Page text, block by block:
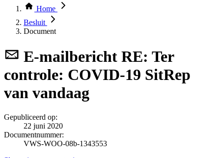
Thema COVID-19
Bekijk per bestuursorgaan
Home
Besluit
Document
E-mailbericht RE: Ter
controle: COVID-19 SitRep
van vandaag
Gepubliceerd op:
22 juni 2020
Documentnummer:
VWS-WOO-08b-1343553